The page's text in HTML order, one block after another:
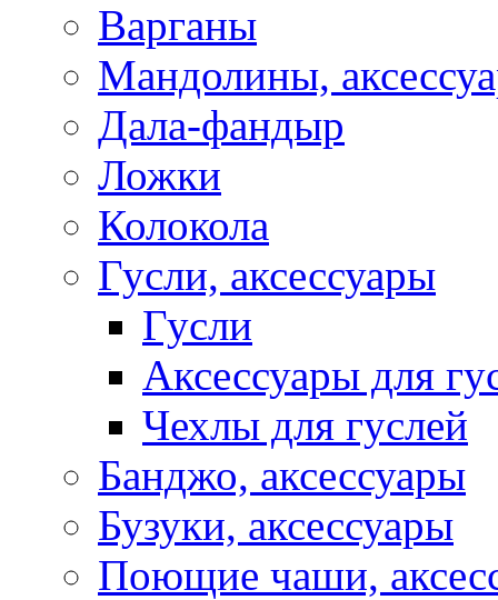
Варганы
Мандолины,
Дала-фандыр
Ложки
Колокола
Гусли, аксессуары
Гусли
Аксессуары для
Чехлы для гуслей
Банджо, аксессуары
Бузуки, аксессуары
Поющие чаши,